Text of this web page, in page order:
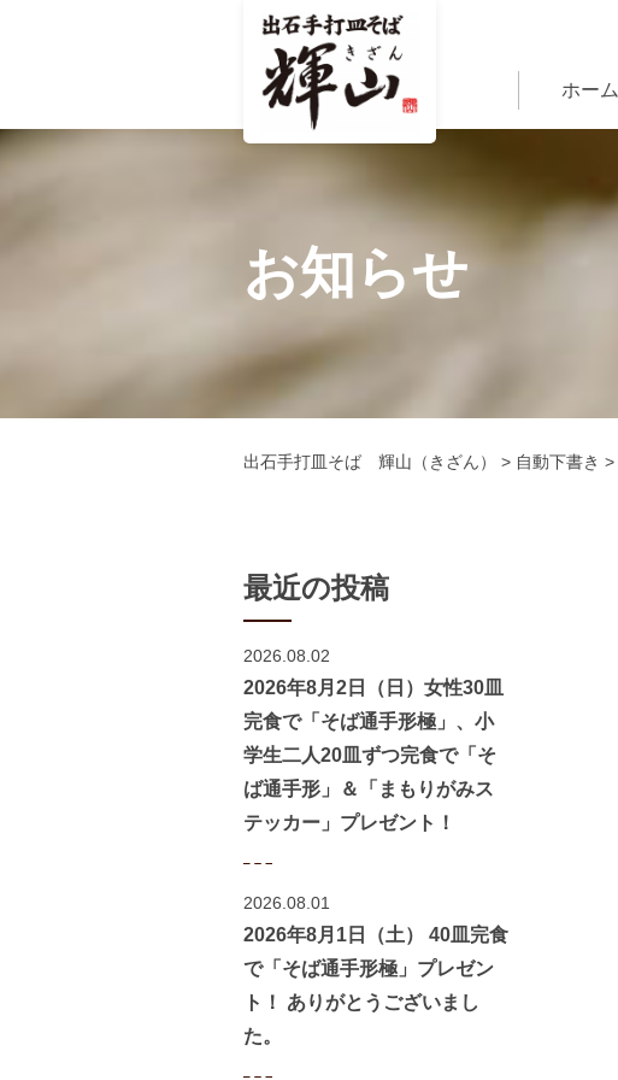
ホーム
お知らせ
出石手打皿そば 輝山（きざん） > 自動下書き >
最近の投稿
2026.08.02
2026年8月2日（日）女性30皿
完食で「そば通手形極」、小
学生二人20皿ずつ完食で「そ
ば通手形」＆「まもりがみス
テッカー」プレゼント！
2026.08.01
2026年8月1日（土） 40皿完食
で「そば通手形極」プレゼン
ト！ ありがとうございまし
た。